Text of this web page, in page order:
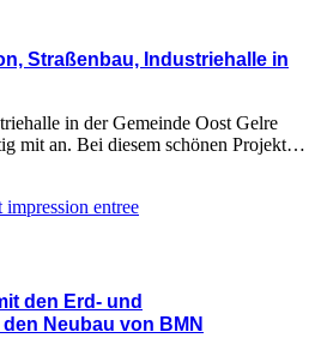
Straßenbau, Industriehalle in
in der Gemeinde Oost Gelre
mit an. Bei diesem schönen Projekt…
den Erd- und
Neubau von BMN